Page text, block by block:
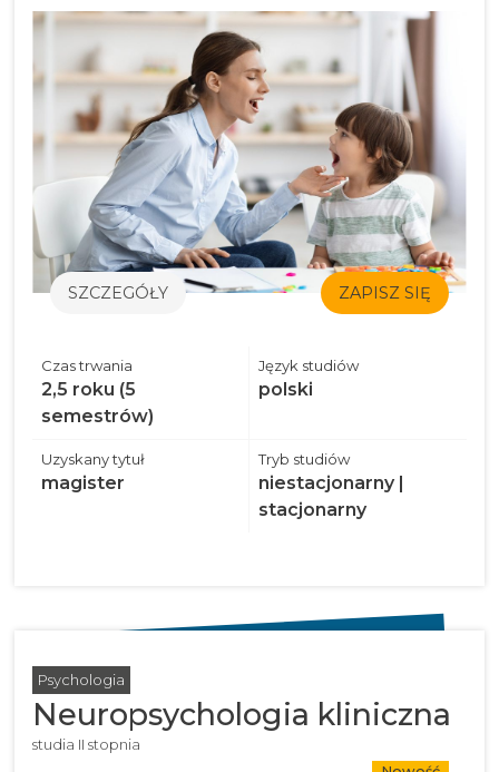
SZCZEGÓŁY ZAPISZ SIĘ
Czas trwania
2,5 roku (5
semestrów)
Język studiów
polski
Uzyskany tytuł
magister
Tryb studiów
niestacjonarny |
stacjonarny
Psychologia
Neuropsychologia kliniczna
studia II stopnia